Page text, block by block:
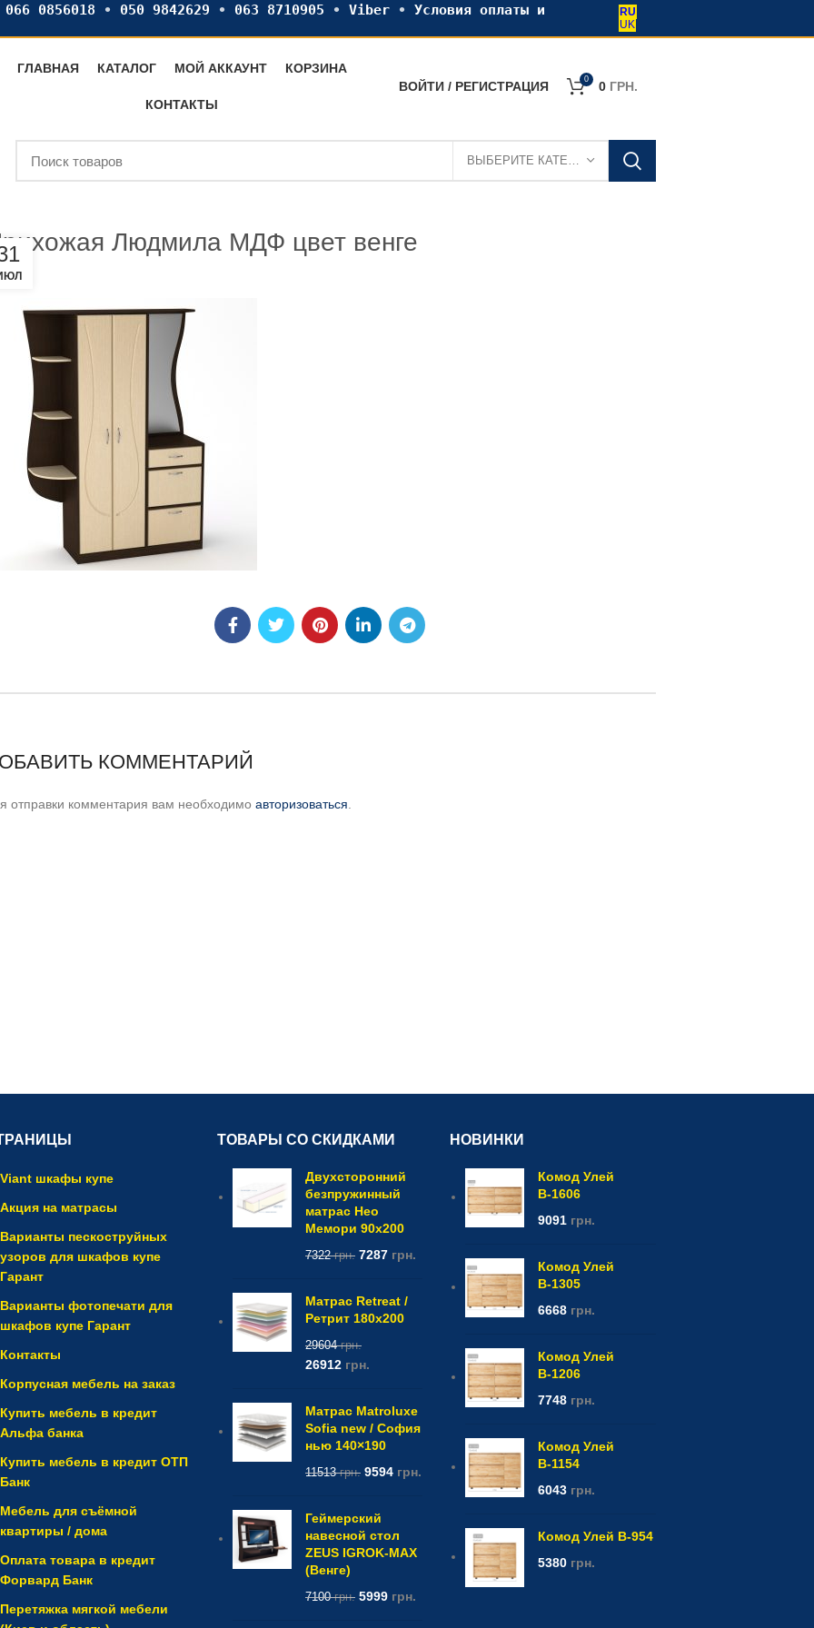
066 0856018 • 050 9842629 • 063 8710905 • Viber• Условия оплаты и
RU
UK
ГЛАВНАЯ КАТАЛОГ МОЙ АККАУНТ КОРЗИНА
КОНТАКТЫ
ВОЙТИ / РЕГИСТРАЦИЯ 0 0 ГРН.
ВЫБЕРИТЕ КАТЕГОРИЮ
Людмила МДФ цвет венге
КОММЕНТАРИЙ
отправки комментария вам необходимо авторизоваться
Viant шкафы купе
Акция на матрасы
Варианты пескоструйных
узоров для шкафов купе
Гарант
Варианты фотопечати для
шкафов купе Гарант
Контакты
Корпусная мебель на заказ
Купить мебель в кредит
Альфа банка
Купить мебель в кредит ОТП
Банк
Мебель для съёмной
квартиры / дома
Оплата товара в кредит
Форвард Банк
Перетяжка мягкой мебели
ТОВАРЫ СО СКИДКАМИ
Двухсторонний
безпружинный
матрас Нео
Мемори 90x200
7322грн. 7287 грн.
Матрас Retreat /
Ретрит 180x200
29604грн.
26912 грн.
Матрас Matroluxe
Sofia new / София
нью 140×190
11513грн. 9594 грн.
Геймерский
навесной стол
ZEUS IGROK-MAX
(Венге)
7100грн. 5999 грн.
НОВИНКИ
Комод Улей
В-1606
9091 грн.
Комод Улей
В-1305
6668 грн.
Комод Улей
В-1206
7748 грн.
Комод Улей
В-1154
6043 грн.
Комод Улей В-954
5380 грн.